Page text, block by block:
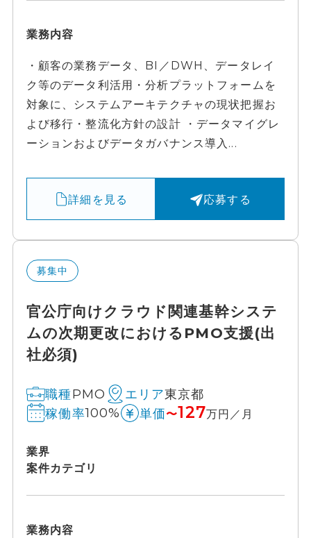
業務内容
・顧客の業務データ、BI／DWH、データレイ
ク等のデータ利活用・分析プラットフォームを
対象に、システムアーキテクチャの現状把握お
よび移行・整流化方針の設計 ・データマイグレ
ーションおよびデータガバナンス導入...
詳細を見る 応募する
募集中
官公庁向けクラウド関連基幹システ
ムの次期更改におけるPMO支援(出
社必須)
職種PMO エリア東京都
稼働率100% 単価〜127万円／月
業界
案件カテゴリ
業務内容